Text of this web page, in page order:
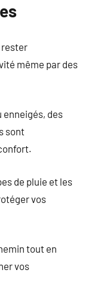
rester
même par des
enneigés, des
sont
de pluie et les
vos
tout en
vos